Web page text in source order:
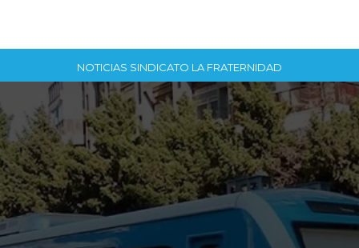
NOTICIAS SINDICATO LA FRATERNIDAD